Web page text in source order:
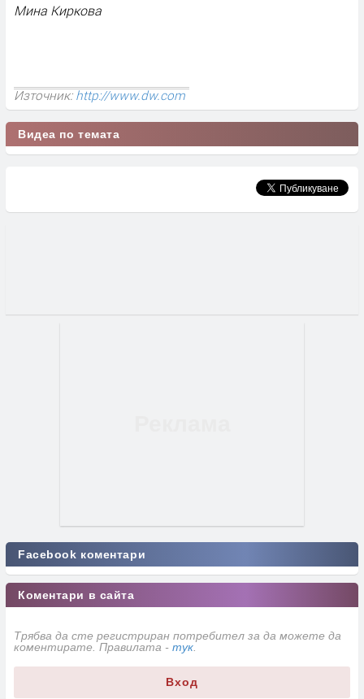
Мина Киркова
Източник: http://www.dw.com
Видеа по темата
Facebook коментари
Коментари в сайта
Трябва да сте регистриран потребител за да можете да
коментирате. Правилата - тук.
Вход